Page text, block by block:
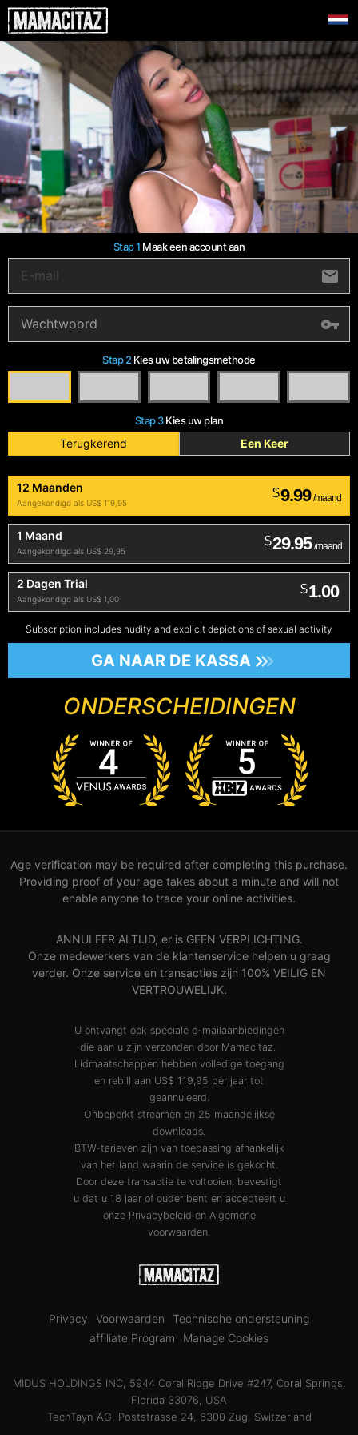
Stap 1 Maak een account aan
Stap 2 Kies uw betalingsmethode
Stap 3Kies uw plan
Terugkerend Een Keer
12 Maanden
Aangekondigd als US$ 119,95
$9.99 /maand
1 Maand
Aangekondigd als US$ 29,95
$29.95 /maand
2 Dagen Trial
Aangekondigd als US$ 1,00
$1.00
Subscription includes nudity and explicit depictions of sexual activity
GA NAAR DE KASSA
ONDERSCHEIDINGEN
Age verification may be required after completing this purchase.
Providing proof of your age takes about a minute and will not
enable anyone to trace your online activities.
ANNULEER ALTIJD, er is GEEN VERPLICHTING.
Onze medewerkers van de klantenservice helpen u graag
verder. Onze service en transacties zijn 100% VEILIG EN
VERTROUWELIJK.
U ontvangt ook speciale e-mailaanbiedingen
die aan u zijn verzonden door Mamacitaz.
Lidmaatschappen hebben volledige toegang
en rebill aan US$ 119,95 per jaar tot
geannuleerd.
Onbeperkt streamen en 25 maandelijkse
downloads.
BTW-tarieven zijn van toepassing afhankelijk
van het land waarin de service is gekocht.
Door deze transactie te voltooien, bevestigt
u dat u 18 jaar of ouder bent en accepteert u
onze Privacybeleid en Algemene
voorwaarden
Privacy Voorwaarden
Technische ondersteuning
affiliate Program
Manage Cookies
MIDUS HOLDINGS INC, 5944 Coral Ridge Drive #247, Coral Springs,
Florida 33076, USA
TechTayn AG, Poststrasse 24, 6300 Zug, Switzerland